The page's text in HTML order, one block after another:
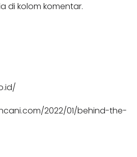
di kolom komentar.
2022/01/behind-the-